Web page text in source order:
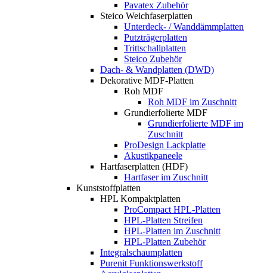
Pavatex Zubehör
Steico Weichfaserplatten
Unterdeck- / Wanddämmplatten
Putzträgerplatten
Trittschallplatten
Steico Zubehör
Dach- & Wandplatten (DWD)
Dekorative MDF-Platten
Roh MDF
Roh MDF im Zuschnitt
Grundierfolierte MDF
Grundierfolierte MDF im
Zuschnitt
ProDesign Lackplatte
Akustikpaneele
Hartfaserplatten (HDF)
Hartfaser im Zuschnitt
Kunststoffplatten
HPL Kompaktplatten
ProCompact HPL-Platten
HPL-Platten Streifen
HPL-Platten im Zuschnitt
HPL-Platten Zubehör
Integralschaumplatten
Purenit Funktionswerkstoff